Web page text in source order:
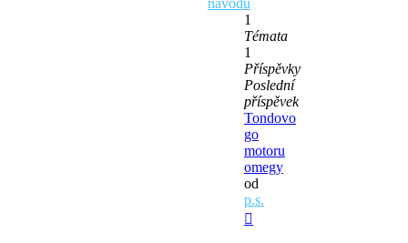
návodů
1
Témata
1
Příspěvky
Poslední
příspěvek
Tondovo
go
motoru
omegy
od
p.s.